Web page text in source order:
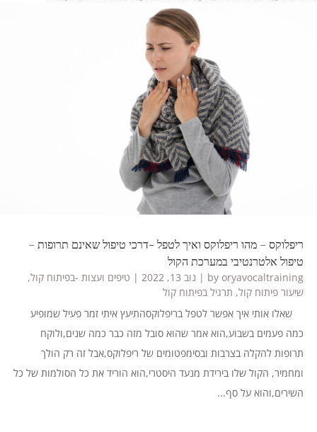
ריפלוקס – מהו ריפלוקס ואיך לטפל -דרכי טיפול שאינם תרופות –
טיפול אלטרנטיבי במערכת הקול
by oryavocaltraining
| נוב 13, 2022 | טיפים ועצות -בפיתוח קול,
שיעור פיתוח קול, תרגיל בפיתוח קול
שאלו אותי איך אפשר לטפל בריפלוקסהתיעץ איתי זמר פעיל שמופיע
כמה פעמים בשבוע,הוא אמר שהוא סובל מזה כבר כמה שנים,ולוקח
תרופות להקלה בצרבות ובסימפטומים של ריפלוקס,אבל זה רק הולך
ומחמיר, הקול שלו בירידת מנעד היסטרי,הוא הוריד את כל הסולמות של כל
השירים,והוא על סף...